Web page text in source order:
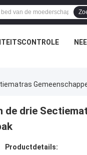
drie
Productdetails: